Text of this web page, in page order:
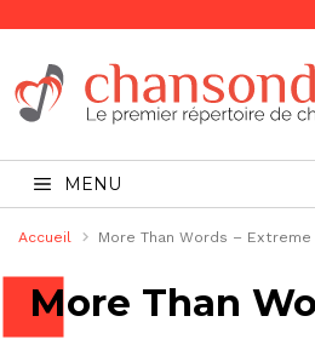
MENU
Accueil More Than Words – Extreme
More Than